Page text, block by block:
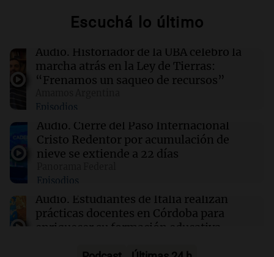
Crisis entre Argentina y Brasil: Canciller
uruguayo advierte sobre sus efectos en el
Mercosur
19:13 Sociedad
Un video en primera persona y otras claves del
caso Micaela Albornoz
Ecuador retoma la compra de energía a
Colombia con precios reducidos en medio de
tensiones políticas
Escuchá lo último
Audio. Historiador de la UBA celebró la
marcha atrás en la Ley de Tierras:
“Frenamos un saqueo de recursos”
Episodios
Audio. Cierre del Paso Internacional
Cristo Redentor por acumulación de
nieve se extiende a 22 días
Episodios
Audio. Estudiantes de Italia realizan
prácticas docentes en Córdoba para
enriquecer su formación educativa